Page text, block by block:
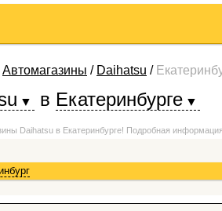
Автомагазины / Daihatsu /
в Екатеринбурге
Daihatsu в Екатеринбурге! Подробная